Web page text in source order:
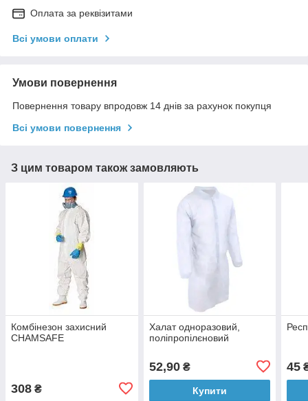
Оплата за реквізитами
Всі умови оплати
Умови повернення
Повернення товару впродовж 14 днів за рахунок покупця
Всі умови повернення
З цим товаром також замовляють
Комбінезон захисний
CHAMSAFE
308 ₴
Халат одноразовий,
поліпропілєновий
52,90₴
Купити
45